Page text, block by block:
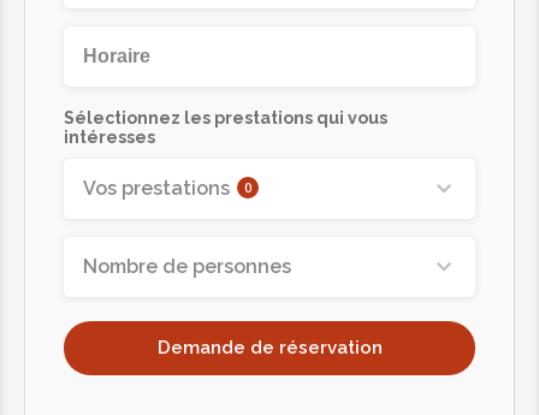
Sélectionnez les prestations qui vous
intéresses
Vos prestations 0
Nombre de personnes
Demande de réservation